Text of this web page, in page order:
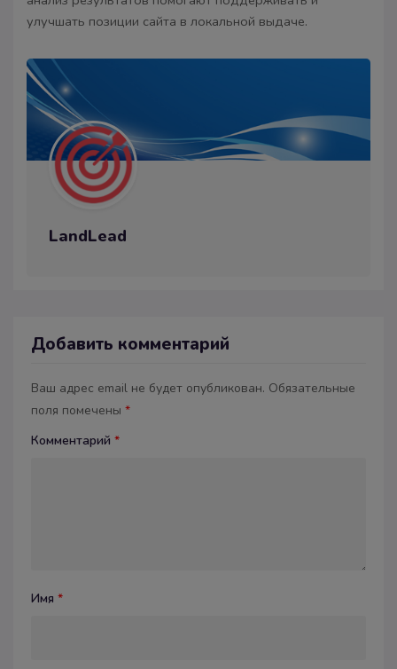
улучшать позиции сайта в локальной выдаче.
LandLead
Добавить комментарий
Ваш адрес email не будет опубликован. Обязательные
поля помечены *
Комментарий *
Имя *